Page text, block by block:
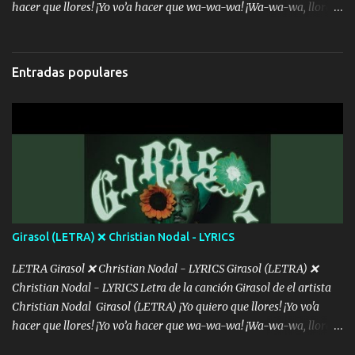
hacer que llores! ¡Yo vo’a hacer que wa-wa-wa! ¡Wa-wa-wa, llores!
cada que intentas cantar Cada que intentas rapear, cada que
intentas rimar Pobre payaso que usa a todo el mundo pa' conectar
con la gente Dices "Latino Gang" pero pisas a to'a tu gente Pa’ dar
menos se prudente Hoy me sabe a mierda, traigo un Balvin en los
dientes Por falta de empatía le toca ser resiliente ¿Acaso eres
consciente de los followers que mueves? Parcerito, abre los ojos y
ve el poder que tienes Otro chiste malo son los nombres de tus
álbum's "José, vibras colores con la energía del diablo " ¿Si ...
Entradas populares
Girasol (LETRA) ❌ Christian Nodal - LYRICS
LETRA Girasol ❌ Christian Nodal - LYRICS Girasol (LETRA) ❌
Christian Nodal - LYRICS Letra de la canción Girasol de el artista
Christian Nodal Girasol (LETRA) ¡Yo quiero que llores! ¡Yo vo'a
hacer que llores! ¡Yo vo’a hacer que wa-wa-wa! ¡Wa-wa-wa, llores!